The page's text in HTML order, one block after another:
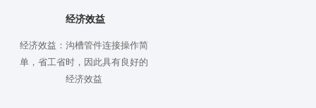
经济效益
经济效益：沟槽管件连接操作简
单，省工省时，因此具有良好的
经济效益